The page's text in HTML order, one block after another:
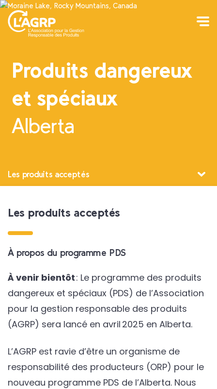
Produits dangereux
et spéciaux
Alberta
Les produits acceptés
Les produits acceptés
À propos du programme PDS
À venir bientôt: Le programme des produits
dangereux et spéciaux (PDS) de l’Association
pour la gestion responsable des produits
(AGRP) sera lancé en avril 2025 en Alberta.
L’AGRP est ravie d’être un organisme de
responsabilité des producteurs (ORP) pour le
nouveau programme PDS de l’Alberta. Nous